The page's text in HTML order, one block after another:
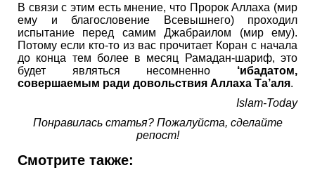
В связи с этим есть мнение, что Пророк Аллаха (мир
ему и благословение Всевышнего) проходил
испытание перед самим Джабраилом (мир ему).
Потому если кто-то из вас прочитает Коран с начала
до конца тем более в месяц Рамадан-шариф, это
будет являться несомненно ‘ибадатом,
совершаемым ради довольствия Аллаха Та’аля.
Islam-Today
Понравилась статья? Пожалуйста, сделайте
репост!
Смотрите также: